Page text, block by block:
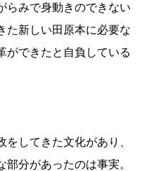
らみで身動きのできない
た新しい田原本に必要な
ができたと自負している
してきた文化があり、
分があったのは事実。